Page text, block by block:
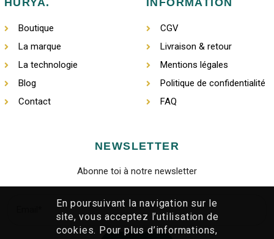
HURYA.
Boutique
La marque
La technologie
Blog
Contact
INFORMATION
CGV
Livraison & retour
Mentions légales
Politique de confidentialité
FAQ
NEWSLETTER
Abonne toi à notre newsletter
En poursuivant la navigation sur le
site, vous acceptez l’utilisation de
cookies. Pour plus d’informations,